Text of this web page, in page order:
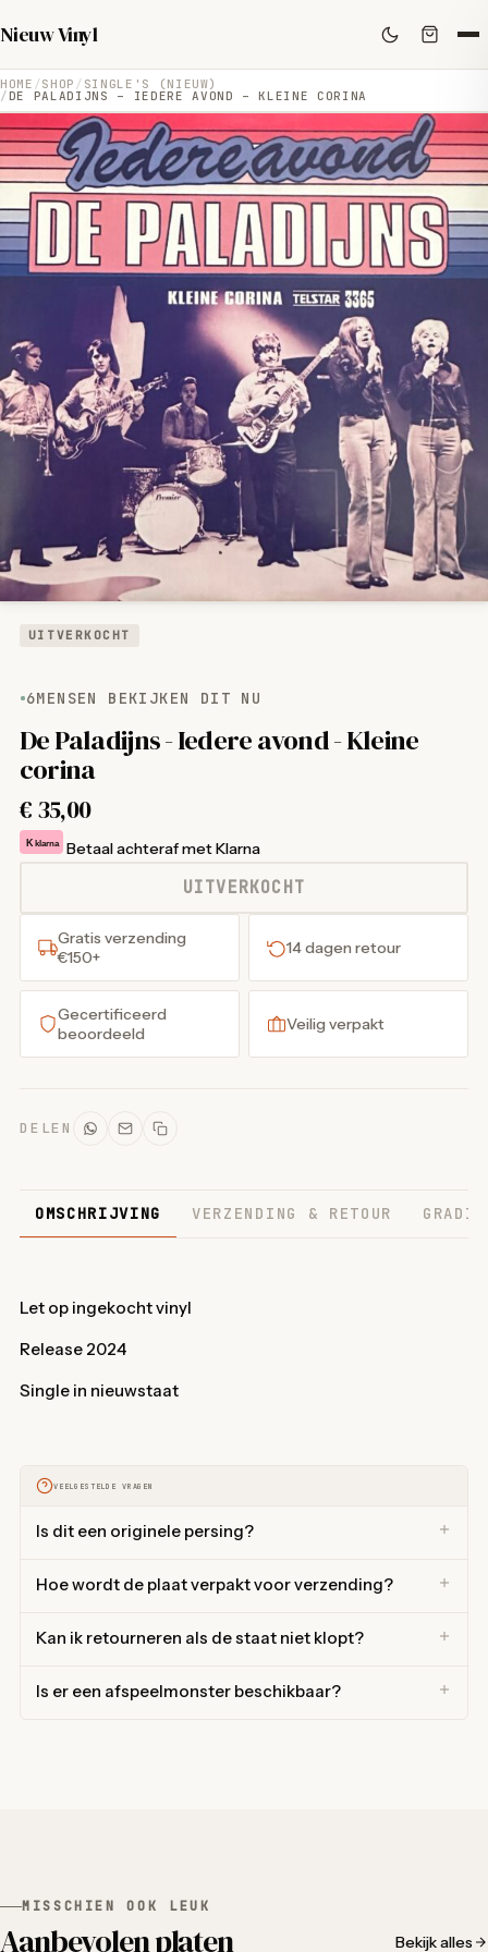
Nieuw Vinyl
HOME SHOP SINGLE'S (NIEUW)
DE PALADIJNS – IEDERE AVOND – KLEINE CORINA
UITVERKOCHT
6MENSEN BEKIJKEN DIT NU
De Paladijns - Iedere avond - Kleine
corina
€ 35,00
K klarna Betaal achteraf met Klarna
UITVERKOCHT
Gratis verzending
€150+
14 dagen retour
Gecertificeerd
beoordeeld
Veilig verpakt
DELEN
OMSCHRIJVING VERZENDING & RETOUR
Let op ingekocht vinyl
Release 2024
Single in nieuwstaat
VEELGESTELDE VRAGEN
Is dit een originele persing?
Hoe wordt de plaat verpakt voor verzending?
Kan ik retourneren als de staat niet klopt?
Is er een afspeelmonster beschikbaar?
MISSCHIEN OOK LEUK
Aanbevolen platen Bekijk alles